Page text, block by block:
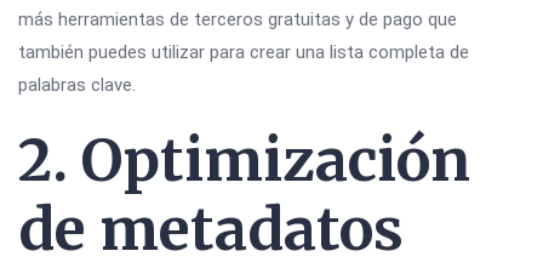
más herramientas de terceros gratuitas y de pago que
también puedes utilizar para crear una lista completa de
palabras clave.
2. Optimización
de metadatos